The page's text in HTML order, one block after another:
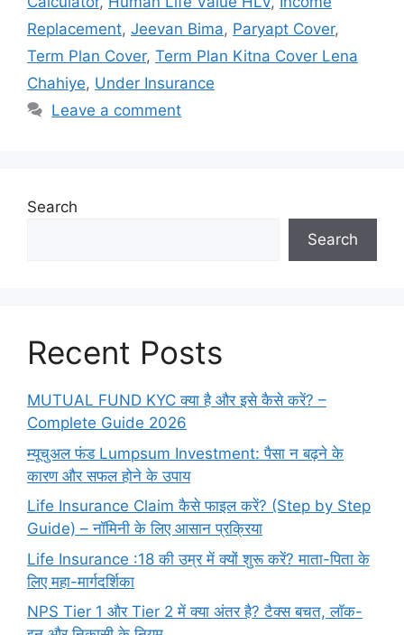
k o
k
p
g
er
n
y
P
a
g
M
ai
l
Replacement, Jeevan Bima, Paryapt Cover,
Term Plan Cover, Term Plan Kitna Cover Lena
Chahiye, Under Insurance
Leave a comment
Search
Search
Recent Posts
MUTUAL FUND KYC क्या है और इसे कैसे करें? –
Complete Guide 2026
म्यूचुअल फंड Lumpsum Investment: पैसा न बढ़ने के
कारण और सफल होने के उपाय
Life Insurance Claim कैसे फाइल करें? (Step by Step
Guide) – नॉमिनी के लिए आसान प्रक्रिया
Life Insurance :18 की उम्र में क्यों शुरू करें? माता-पिता के
लिए महा-मार्गदर्शिका
NPS Tier 1 और Tier 2 में क्या अंतर है? टैक्स बचत, लॉक-